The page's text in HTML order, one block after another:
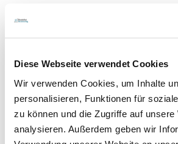
Diese Webseite verwendet Cookies
Wir verwenden Cookies, um Inhalte
personalisieren, Funktionen für
zu können und die Zugriffe auf unsere
analysieren. Außerdem geben wir